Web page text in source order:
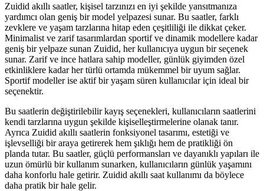
Zuidid akıllı saatler, kişisel tarzınızı en iyi şekilde yansıtmanıza
yardımcı olan geniş bir model yelpazesi sunar. Bu saatler, farklı
zevklere ve yaşam tarzlarına hitap eden çeşitliliği ile dikkat çeker.
Minimalist ve zarif tasarımlardan sportif ve dinamik modellere kadar
geniş bir yelpaze sunan Zuidid, her kullanıcıya uygun bir seçenek
sunar. Zarif ve ince hatlara sahip modeller, günlük giyimden özel
etkinliklere kadar her türlü ortamda mükemmel bir uyum sağlar.
Sportif modeller ise aktif bir yaşam süren kullanıcılar için ideal bir
seçenektir.
Bu saatlerin değiştirilebilir kayış seçenekleri, kullanıcıların saatlerini
kendi tarzlarına uygun şekilde kişiselleştirmelerine olanak tanır.
Ayrıca Zuidid akıllı saatlerin fonksiyonel tasarımı, estetiği ve
işlevselliği bir araya getirerek hem şıklığı hem de pratikliği ön
planda tutar. Bu saatler, güçlü performansları ve dayanıklı yapıları ile
uzun ömürlü bir kullanım sunarken, kullanıcıların günlük yaşamını
daha konforlu hale getirir. Zuidid akıllı saat kullanımı da böylece
daha pratik bir hale gelir.